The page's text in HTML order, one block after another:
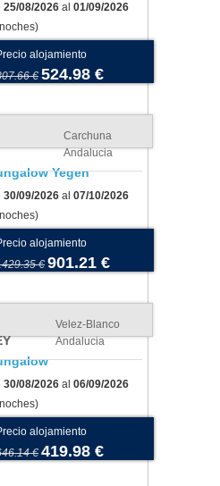
25/08/2026 al 01/09/2026
alojamiento
€ 524.98 €
Carchuna
Andalucia
Yegen
30/09/2026 al 07/10/2026
alojamiento
€ 901.21 €
Velez-Blanco
Andalucia
30/08/2026 al 06/09/2026
alojamiento
€ 419.98 €